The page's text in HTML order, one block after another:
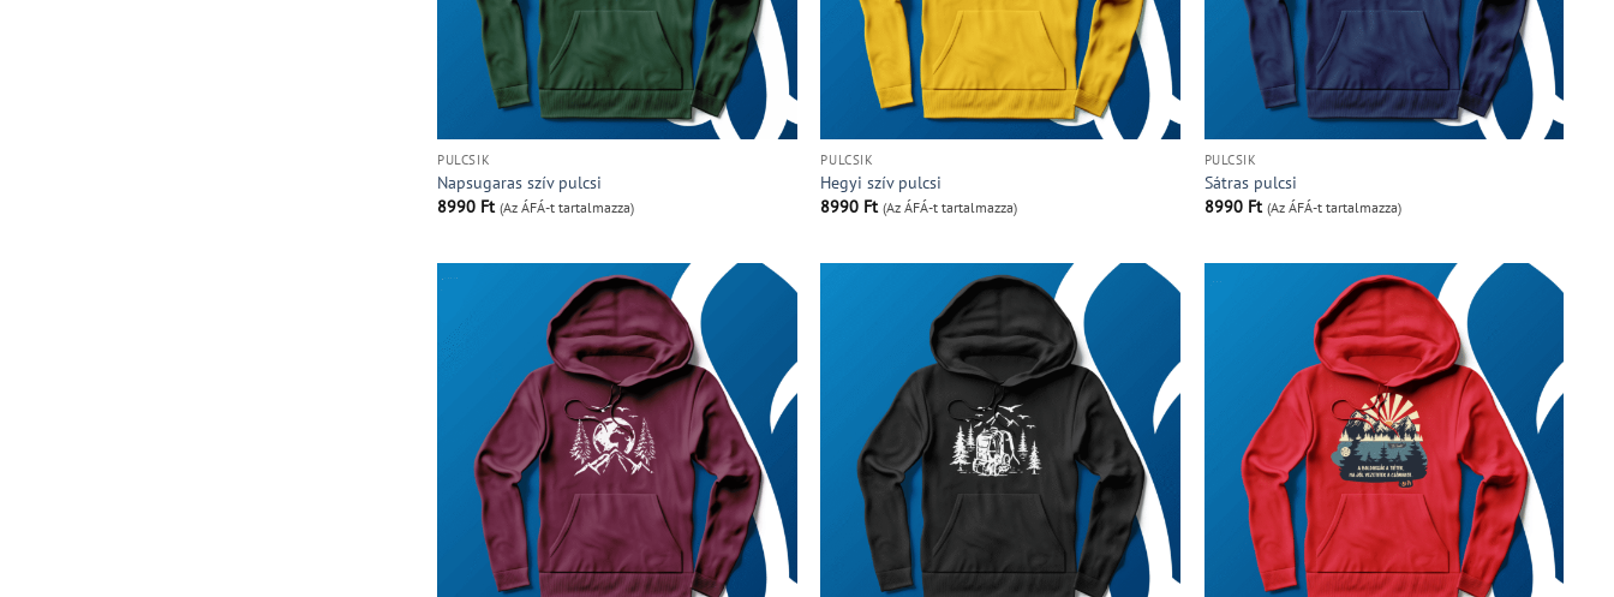
PULCSIK
Napsugaras szív pulcsi
8990 Ft (Az ÁFÁ-t tartalmazza)
PULCSIK
Hegyi szív pulcsi
8990 Ft (Az ÁFÁ-t tartalmazza)
PULCSIK
Sátras pulcsi
8990 Ft (Az ÁFÁ-t tartalmazza)